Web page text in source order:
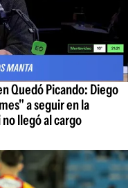
Quedó Picando: Diego
a seguir en la
llegó al cargo